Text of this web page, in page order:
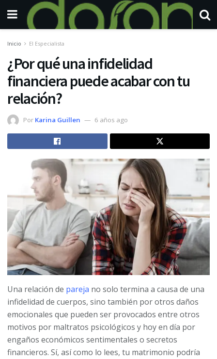
Inicio El Especialista
¿Por qué una infidelidad
financiera puede acabar con tu
relación?
Por Karina Guillen 6 años ago
Una relación de pareja no solo termina a causa de una
infidelidad de cuerpos, sino también por otros daños
emocionales que pueden ser provocados entre otros
motivos por maltratos psicológicos y hoy en día por
engaños económicos sentimentales o secretos
financieros. Sí, así como lo lees, tu matrimonio podría